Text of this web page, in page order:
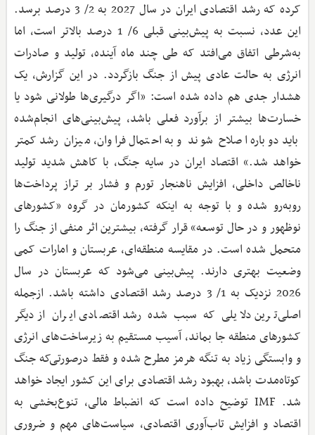
کرده که رشد اقتصادی ایران در سال 2027 به 2/ 3 درصد برسد.
این عدد، نسبت به پیش‌بینی قبلی 6/ 1 درصد بالاتر است، اما
به‌شرطی اتفاق می‌افتد که طی چند ماه آینده، تولید و صادرات
انرژی به حالت عادی پیش از جنگ بازگردد. در این گزارش، یک
هشدار جدی هم داده شده است: «اگر درگیری‌ها طولانی شود یا
خسارت‌ها بیشتر از برآورد فعلی باشد، پیش‌بینی‌های انجام‌شده
باید دوباره اصلاح شوند و به احتمال فراوان، میزان رشد کمتر
خواهد شد.» اقتصاد ایران در سایه جنگ، با کاهش شدید تولید
ناخالص داخلی، افزایش ناهنجار تورم و فشار بر تراز پرداخت‌ها
روبه‌رو شده و با توجه به اینکه کشورمان در گروه «کشورهای
نوظهور و در حال توسعه» قرار گرفته، بیشترین اثر منفی از جنگ را
متحمل شده است. در مقایسه منطقه‌ای، عربستان و امارات کمی
وضعیت بهتری دارند. پیش‌بینی می‌شود که عربستان در سال
2026 نزدیک به 1/ 3 درصد رشد اقتصادی داشته باشد. ازجمله
اصلی‌ترین دلایلی که سبب شده رشد اقتصادی ایران از دیگر
کشورهای منطقه جا بماند، آسیب مستقیم به زیرساخت‌های انرژی
و وابستگی زیاد به تنگه هرمز مطرح شده و فقط درصورتی‌که جنگ
کوتاه‌مدت باشد، بهبود رشد اقتصادی برای این کشور ایجاد خواهد
شد. IMF توضیح داده است که انضباط مالی، تنوع‌بخشی به
اقتصاد و افزایش تاب‌آوری اقتصادی، سیاست‌های مهم و ضروری